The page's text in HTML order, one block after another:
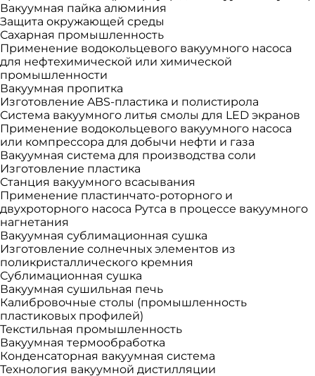
Вакуумная пайка алюминия
Защита окружающей среды
Сахарная промышленность
Применение водокольцевого вакуумного насоса
для нефтехимической или химической
промышленности
Вакуумная пропитка
Изготовление ABS-пластика и полистирола
Система вакуумного литья смолы для LED экранов
Применение водокольцевого вакуумного насоса
или компрессора для добычи нефти и газа
Вакуумная система для производства соли
Изготовление пластика
Станция вакуумного всасывания
Применение пластинчато-роторного и
двухроторного насоса Рутса в процессе вакуумного
нагнетания
Вакуумная сублимационная сушка
Изготовление солнечных элементов из
поликристаллического кремния
Сублимационная сушка
Вакуумная сушильная печь
Калибровочные столы (промышленность
пластиковых профилей)
Текстильная промышленность
Вакуумная термообработка
Конденсаторная вакуумная система
Технология вакуумной дистилляции